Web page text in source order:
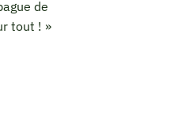
de
tout ! »